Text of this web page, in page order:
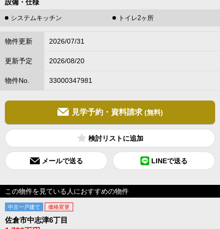
設備・仕様
システムキッチン トイレ2ヶ所
物件更新 2026/07/31
更新予定 2026/08/20
物件No. 33000347981
見学予約・資料請求 (無料)
検討リスト
メールで送る LINEで送る
この物件を見ている人におすすめの物件
中古一戸建て 価格変更
佐倉市中志津6丁目